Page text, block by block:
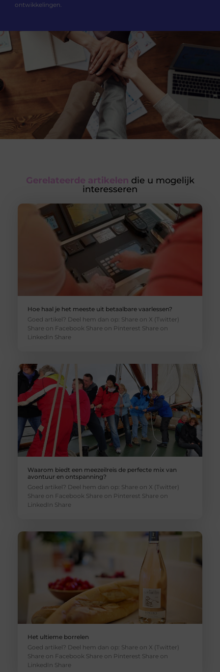
ontwikkelingen.
Gerelateerde artikelen die u mogelijk
interesseren
Hoe haal je het meeste uit betaalbare vaarlessen?
Goed artikel? Deel hem dan op: Share on X (Twitter)
Share on Facebook Share on Pinterest Share on
LinkedIn Share
Waarom biedt een meezeilreis de perfecte mix van
avontuur en ontspanning?
Goed artikel? Deel hem dan op: Share on X (Twitter)
Share on Facebook Share on Pinterest Share on
LinkedIn Share
Het ultieme borrelen
Goed artikel? Deel hem dan op: Share on X (Twitter)
Share on Facebook Share on Pinterest Share on
LinkedIn Share